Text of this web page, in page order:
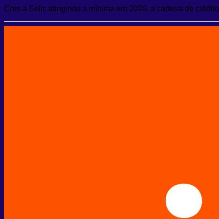
Com a Selic atingindo a mínima em 2020, a carteira de